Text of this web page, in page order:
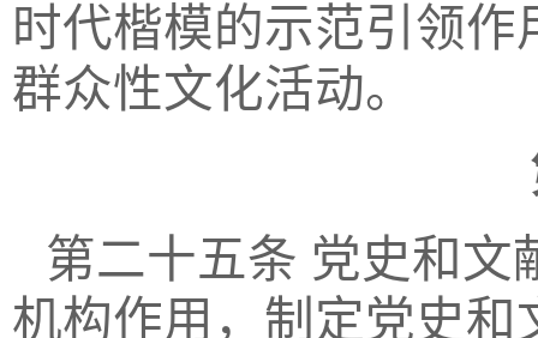
时代楷模的示范引领
群众性文化活动。
第二十五条 党史和文
机构作用，制定党史